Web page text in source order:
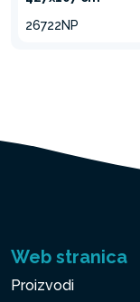
26722NP
Web stranica
Proizvodi